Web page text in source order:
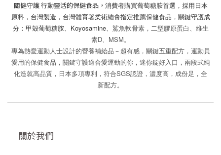
關健守護 行動靈活的保健食品， 消費者購買葡萄糖胺首選，採用日本
原料，台灣製造，台灣體育署柔術總會指定推薦保健食品，關鍵守護成
分：甲殼葡萄糖胺、Koyosamine、 鯊魚軟骨素，二型膠原蛋白、維生
素D、MSM。
專為熱愛運動人士設計的營養補給品－超有感，關鍵五重配方，運動員
愛用的保健食品，關鍵守護適合愛運動的你，迷你錠好入口，兩段式純
化造就高品質，日本多項專利，符合SGS認證，濃度高，成份足，全
新配方。
關於我們